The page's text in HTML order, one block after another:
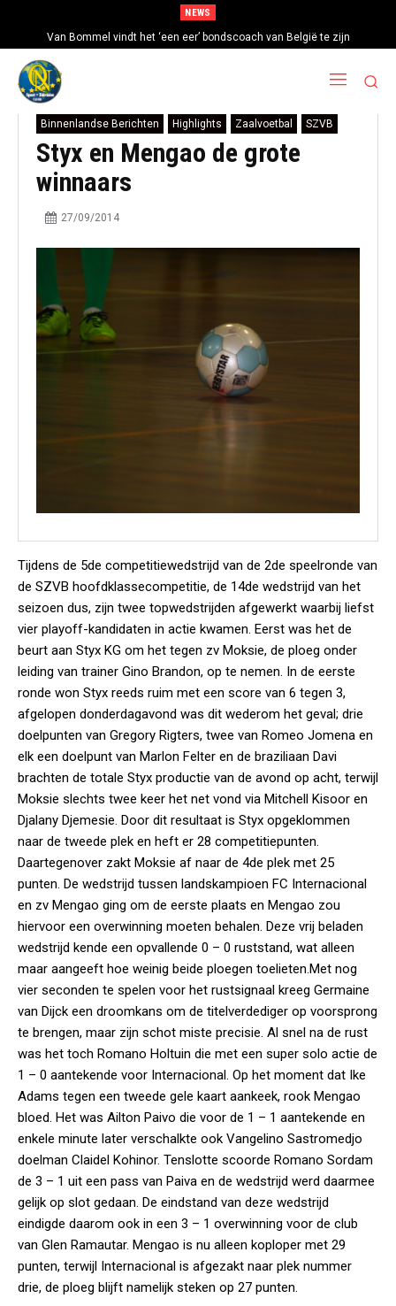
NEWS
Van Bommel vindt het ‘een eer’ bondscoach van België te zijn
Binnenlandse Berichten Highlights Zaalvoetbal SZVB
Styx en Mengao de grote
winnaars
27/09/2014
Tijdens de 5de competitiewedstrijd van de 2de speelronde van
de SZVB hoofdklassecompetitie, de 14de wedstrijd van het
seizoen dus, zijn twee topwedstrijden afgewerkt waarbij liefst
vier playoff-kandidaten in actie kwamen. Eerst was het de
beurt aan Styx KG om het tegen zv Moksie, de ploeg onder
leiding van trainer Gino Brandon, op te nemen. In de eerste
ronde won Styx reeds ruim met een score van 6 tegen 3,
afgelopen donderdagavond was dit wederom het geval; drie
doelpunten van Gregory Rigters, twee van Romeo Jomena en
elk een doelpunt van Marlon Felter en de braziliaan Davi
brachten de totale Styx productie van de avond op acht, terwijl
Moksie slechts twee keer het net vond via Mitchell Kisoor en
Djalany Djemesie. Door dit resultaat is Styx opgeklommen
naar de tweede plek en heft er 28 competitiepunten.
Daartegenover zakt Moksie af naar de 4de plek met 25
punten. De wedstrijd tussen landskampioen FC Internacional
en zv Mengao ging om de eerste plaats en Mengao zou
hiervoor een overwinning moeten behalen. Deze vrij beladen
wedstrijd kende een opvallende 0 – 0 ruststand, wat alleen
maar aangeeft hoe weinig beide ploegen toelieten.Met nog
vier seconden te spelen voor het rustsignaal kreeg Germaine
van Dijck een droomkans om de titelverdediger op voorsprong
te brengen, maar zijn schot miste precisie. Al snel na de rust
was het toch Romano Holtuin die met een super solo actie de
1 – 0 aantekende voor Internacional. Op het moment dat Ike
Adams tegen een tweede gele kaart aankeek, rook Mengao
bloed. Het was Ailton Paivo die voor de 1 – 1 aantekende en
enkele minute later verschalkte ook Vangelino Sastromedjo
doelman Claidel Kohinor. Tenslotte scoorde Romano Sordam
de 3 – 1 uit een pass van Paiva en de wedstrijd werd daarmee
gelijk op slot gedaan. De eindstand van deze wedstrijd
eindigde daarom ook in een 3 – 1 overwinning voor de club
van Glen Ramautar. Mengao is nu alleen koploper met 29
punten, terwijl Internacional is afgezakt naar plek nummer
drie, de ploeg blijft namelijk steken op 27 punten.